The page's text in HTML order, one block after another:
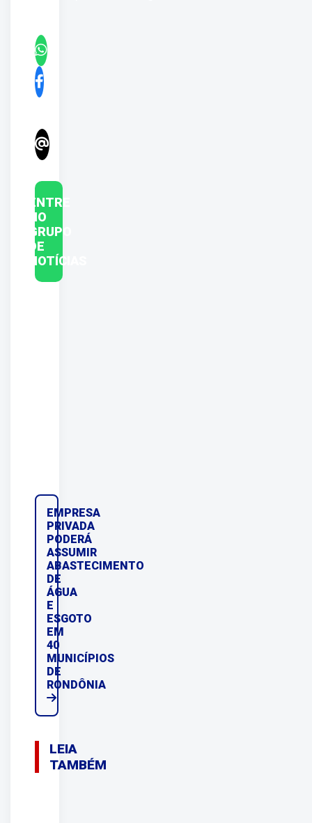
ENTRE
NO
GRUPO
DE
NOTÍCIAS
EMPRESA
PRIVADA
PODERÁ
ASSUMIR
ABASTECIMENTO
DE
ÁGUA
E
ESGOTO
EM
40
MUNICÍPIOS
DE
RONDÔNIA
LEIA
TAMBÉM